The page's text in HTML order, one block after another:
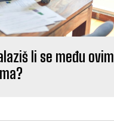
li se među ovim